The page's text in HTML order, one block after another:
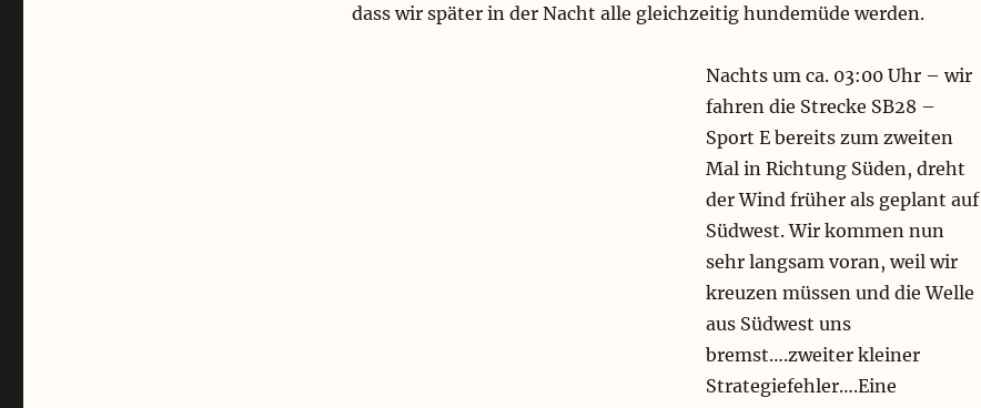
dass wir später in der Nacht alle gleichzeitig hundemüde werden.
Nachts um ca. 03:00 Uhr – wir
fahren die Strecke SB28 –
Sport E bereits zum zweiten
Mal in Richtung Süden, dreht
der Wind früher als geplant auf
Südwest. Wir kommen nun
sehr langsam voran, weil wir
kreuzen müssen und die Welle
aus Südwest uns
bremst….zweiter kleiner
Strategiefehler….Eine